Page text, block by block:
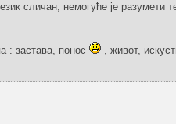
сличан, немогуће је разумети
: застава, понос
, живот,